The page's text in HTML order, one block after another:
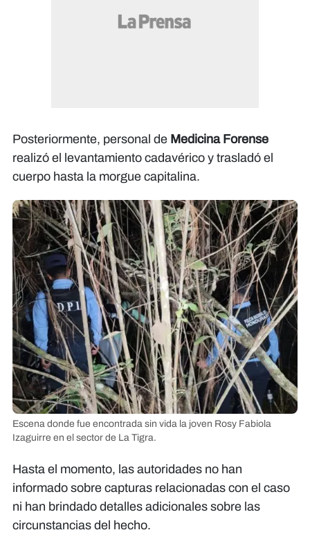
Posteriormente, personal de Medicina Forense
realizó el levantamiento cadavérico y trasladó el
cuerpo hasta la morgue capitalina.
Escena donde fue encontrada sin vida la joven Rosy Fabiola
Izaguirre en el sector de La Tigra.
Hasta el momento, las autoridades no han
informado sobre capturas relacionadas con el caso
ni han brindado detalles adicionales sobre las
circunstancias del hecho.